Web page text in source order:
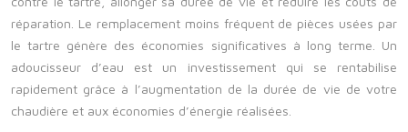
réparation. Le remplacement moins fréquent de pièces usées par
le tartre génère des économies significatives à long terme. Un
adoucisseur d’eau est un investissement qui se rentabilise
rapidement grâce à l’augmentation de la durée de vie de votre
chaudière et aux économies d’énergie réalisées.